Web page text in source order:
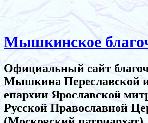
Мышкинское
Официальный сайт
Мышкина Переславской
епархии Ярославской
Русской Православной